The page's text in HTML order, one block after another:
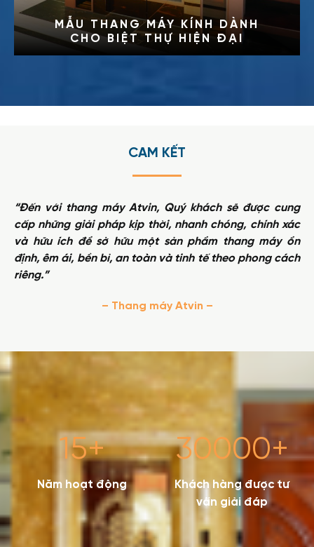
TRẢI NGHIỆM THANG MÁY KÍNH
CÙNG PHONG CÁCH THIẾT KẾ
PHÙ HỢP
CAM KẾT
“Đến với thang máy Atvin, Quý khách sẽ được cung
cấp những giải pháp kịp thời, nhanh chóng, chính xác
và hữu ích để sở hữu một sản phẩm thang máy ổn
định, êm ái, bền bỉ, an toàn và tinh tế theo phong cách
riêng.”
– Thang máy Atvin –
15+
Năm hoạt động
30000+
Khách hàng được tư
vấn giải đáp